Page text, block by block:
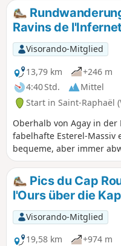
Ravins de
Visorando-Mitglied
13,79 km
+246 m
4:40 Std.
Mittel
Start in Saint-Raphaël
Oberhalb von Agay in
fabelhafte Esterel-Massiv
bequeme, aber immer
Pics du Cap
l'Ours über die
Visorando-Mitglied
19,58 km
+974 m